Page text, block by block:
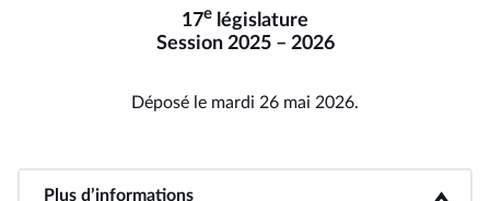
17e législature
Session 2025 – 2026
Déposé le mardi 26 mai 2026.
Plus d’informations<b>Plus d’informations</b>